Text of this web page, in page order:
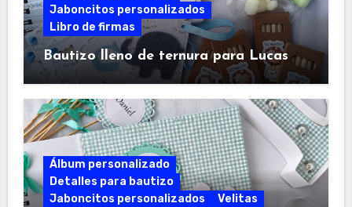
Jaboncitos personalizados
Libro de firmas
Bautizo lleno de ternura para Lucas
Álbum personalizado
Detalles para bautizo
Jaboncitos personalizados
Velitas